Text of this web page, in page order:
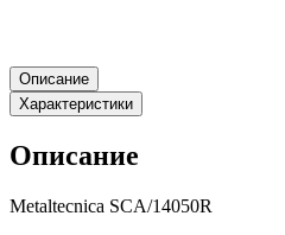
Описание
Характеристики
Описание
Metaltecnica SCA/14050R